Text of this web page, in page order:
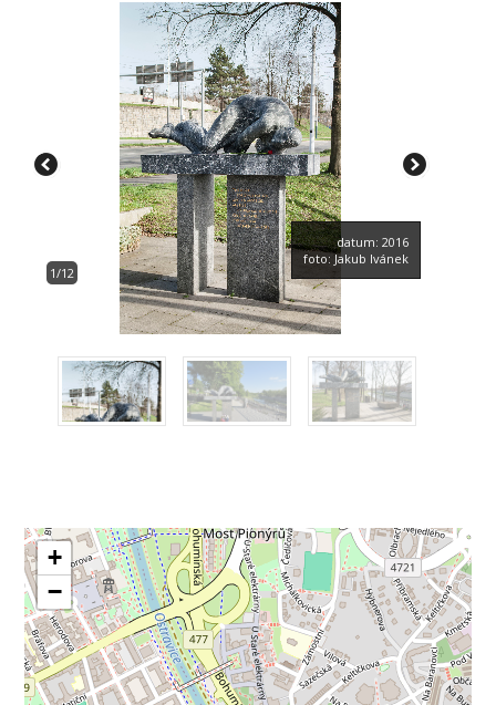
1/12
datum: 2016
foto: Jakub Ivánek
+
−